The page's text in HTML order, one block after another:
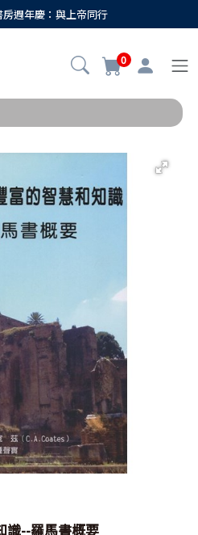
週年慶：與上帝同行
0
識--羅馬書概要